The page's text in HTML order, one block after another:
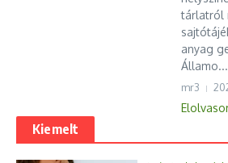
tárlatról
anyag
Államo...
mr3
Kiemelt